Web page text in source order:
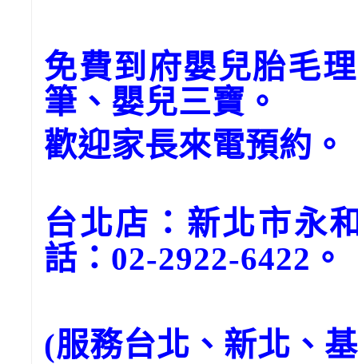
免費到府嬰兒胎毛
筆、嬰兒三寶。
歡迎家長來電預約。
台北店：新北市永
話：02-2922-6422。
(服務台北、新北、